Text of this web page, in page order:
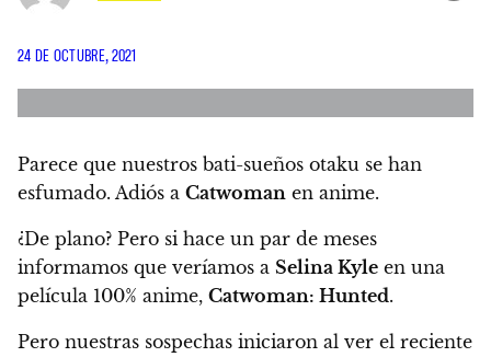
24 DE OCTUBRE, 2021
Parece que nuestros bati-sueños otaku se han
esfumado. Adiós a Catwoman en anime.
¿De plano? Pero si hace un par de meses
informamos que veríamos a Selina Kyle en una
película 100% anime, Catwoman: Hunted.
Pero nuestras sospechas iniciaron al ver el reciente